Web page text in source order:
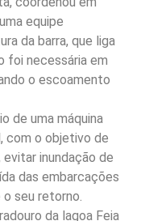
equipe
da barra, que liga
foi necessária em
o escoamento
de uma máquina
com o objetivo de
inundação de
das embarcações
seu retorno.
da lagoa Feia